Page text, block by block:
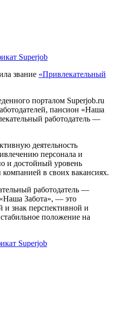
звание «Привлекательный
порталом Superjob.ru
пансион «Наша
работодатель —
деятельность
персонала и
и достойный уровень
в своих вакансиях.
работодатель —
Забота», — это
и знак перспективной и
положение на
Superjob